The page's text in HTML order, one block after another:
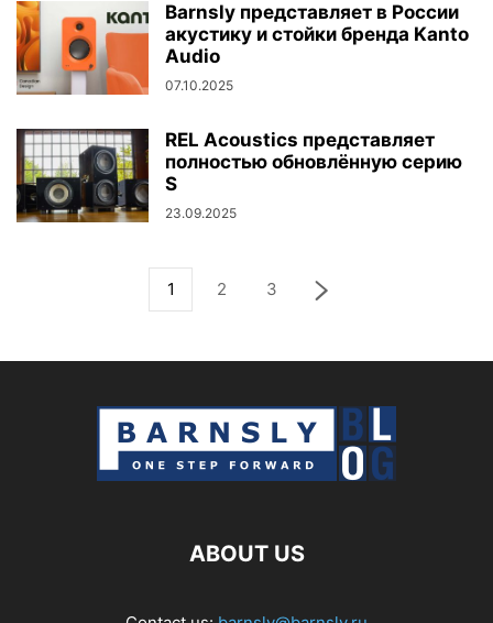
Barnsly представляет в России
акустику и стойки бренда Kanto
Audio
07.10.2025
REL Acoustics представляет
полностью обновлённую серию
S
23.09.2025
1 2 3
ABOUT US